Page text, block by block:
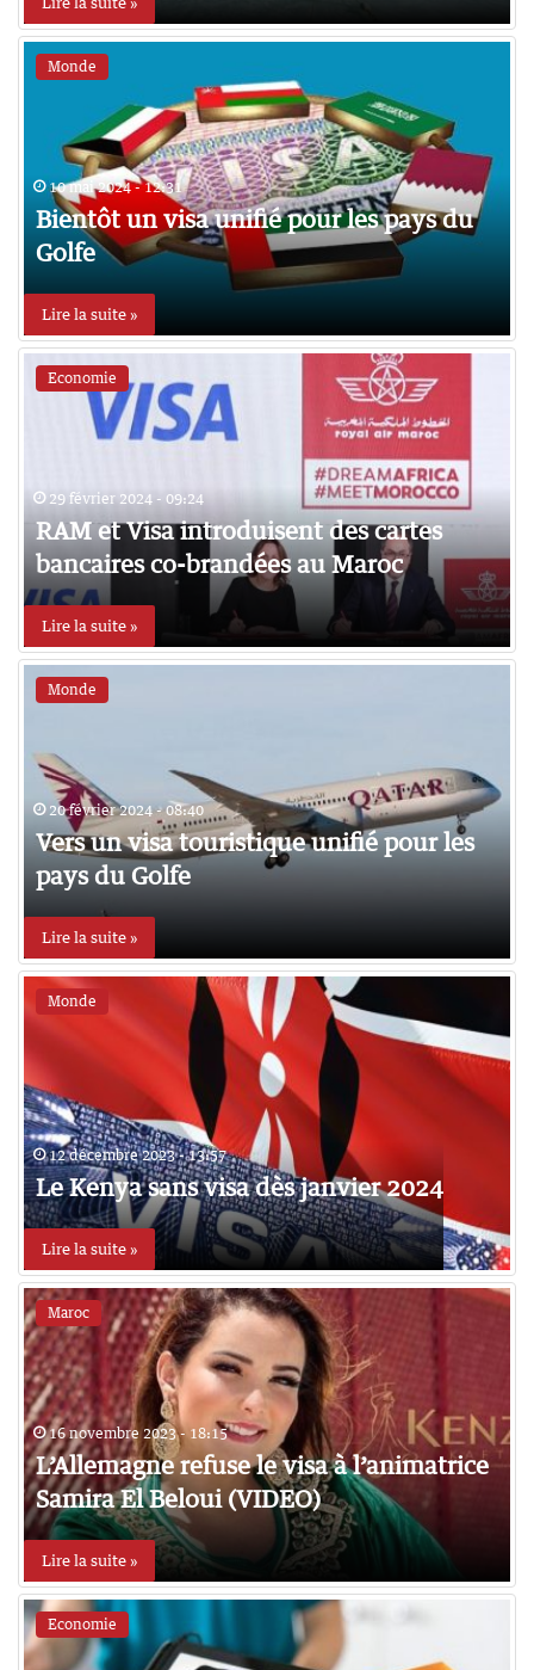
Monde
10 mai 2024 - 12:31
Bientôt un visa unifié pour les pays du
Golfe
Lire la suite »
Economie
29 février 2024 - 09:24
RAM et Visa introduisent des cartes
bancaires co-brandées au Maroc
Lire la suite »
Monde
20 février 2024 - 08:40
Vers un visa touristique unifié pour les
pays du Golfe
Lire la suite »
Monde
12 décembre 2023 - 13:57
Le Kenya sans visa dès janvier 2024
Lire la suite »
Maroc
16 novembre 2023 - 18:15
L’Allemagne refuse le visa à l’animatrice
Samira El Beloui (VIDEO)
Lire la suite »
Economie